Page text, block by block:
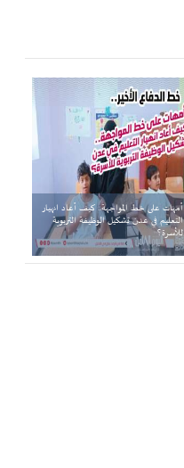
أمهات على خط المواجهة.. كيف أعاد انهيار
التعليم في عدن تشكيل الوظيفة التربوية
للأسرة؟